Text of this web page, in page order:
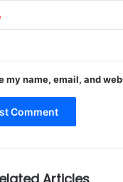
my name, email, and